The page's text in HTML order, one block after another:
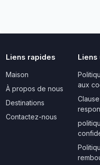
Liens rapides
Maison
À propos de nous
Destinations
Contactez-nous
Liens
aux